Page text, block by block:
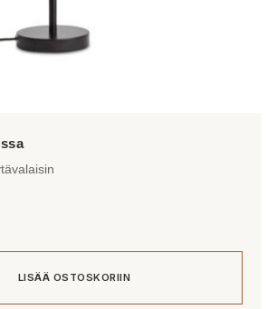
LISÄÄ OSTOSKORIIN